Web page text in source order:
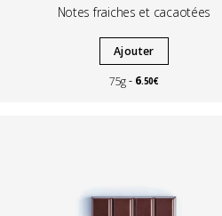
Notes fraiches et cacaotées
Ajouter
75g
6.50€